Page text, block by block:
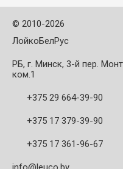
...
-
© 2010-2026
ЛойкоБелРус
РБ, г. Минск, 3-й пер.
ком.1
+375 29 664-39-90
+375 17 379-39-90
+375 17 361-96-67